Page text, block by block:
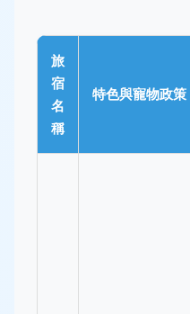
旅
宿
名
稱
特色與寵物政策